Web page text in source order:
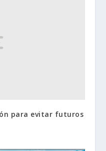
para evitar futuros